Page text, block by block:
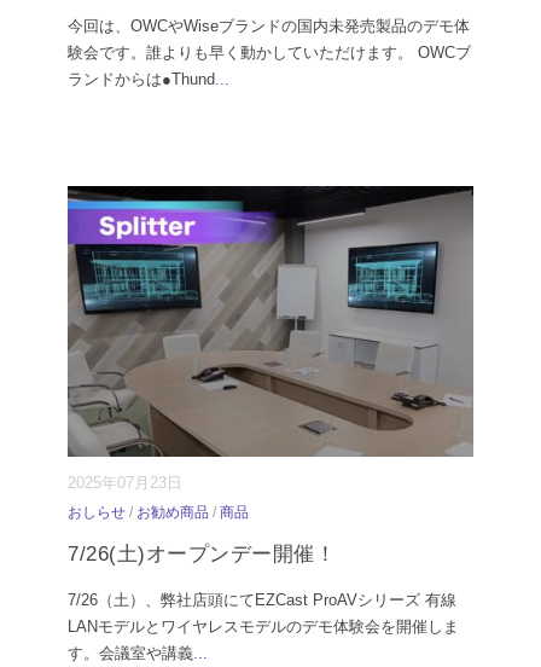
今回は、OWCやWiseブランドの国内未発売製品のデモ体
験会です。誰よりも早く動かしていただけます。 OWCブ
ランドからは●Thund...
2025年07月23日
おしらせ / お勧め商品 / 商品
7/26(土)オープンデー開催！
7/26（土）、弊社店頭にてEZCast ProAVシリーズ 有線
LANモデルとワイヤレスモデルのデモ体験会を開催しま
す。会議室や講義...